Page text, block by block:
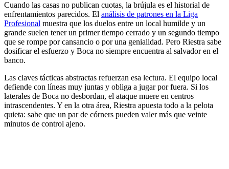
Cuando las casas no publican cuotas, la brújula es el historial de
enfrentamientos parecidos. El análisis de patrones en la Liga
Profesional muestra que los duelos entre un local humilde y un
grande suelen tener un primer tiempo cerrado y un segundo tiempo
que se rompe por cansancio o por una genialidad. Pero Riestra sabe
dosificar el esfuerzo y Boca no siempre encuentra al salvador en el
banco.
Las claves tácticas abstractas refuerzan esa lectura. El equipo local
defiende con líneas muy juntas y obliga a jugar por fuera. Si los
laterales de Boca no desbordan, el ataque muere en centros
intrascendentes. Y en la otra área, Riestra apuesta todo a la pelota
quieta: sabe que un par de córners pueden valer más que veinte
minutos de control ajeno.